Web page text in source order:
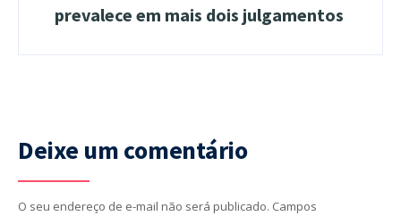
prevalece em mais dois julgamentos
Deixe um comentário
O seu endereço de e-mail não será publicado. Campos